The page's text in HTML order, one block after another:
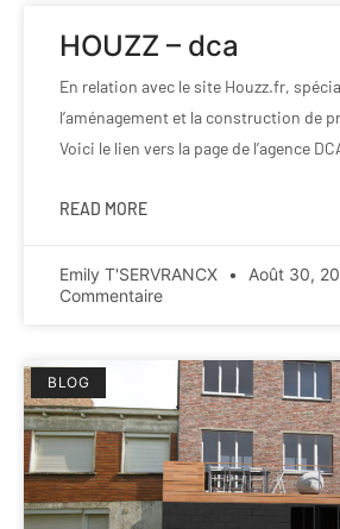
HOUZZ – dca
En relation avec le site Houzz.fr,
l’aménagement et la construction de
Voici le lien vers la page de l’agence
READ MORE
Emily T'SERVRANCX Août 30,
Commentaire
BLOG